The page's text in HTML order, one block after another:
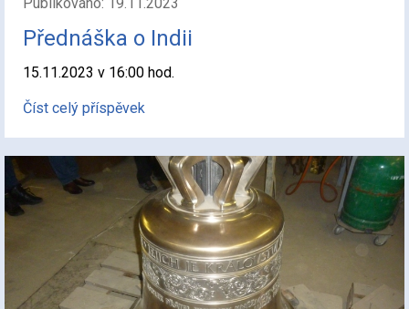
Přednáška o Indii
15.11.2023 v 16:00 hod.
Číst celý příspěvek